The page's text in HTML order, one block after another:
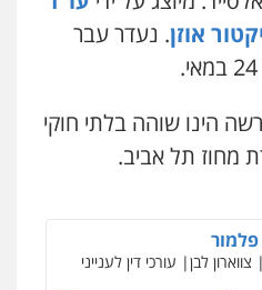
אוזן. נעדר עבר
הינו שוהה בלתי חוקי
מחוז תל אביב.
כלכלית צווארון לבן
הלבנת הון
צווארון לבן עורכי דין לענייני